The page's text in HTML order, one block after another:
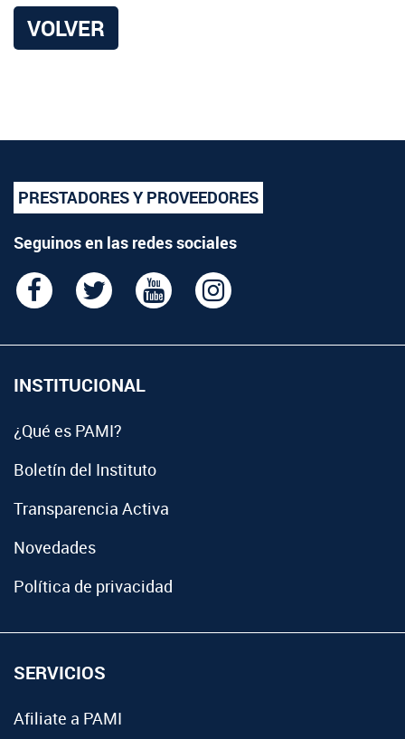
VOLVER
PRESTADORES Y PROVEEDORES
Seguinos en las redes sociales
INSTITUCIONAL
¿Qué es PAMI?
Boletín del Instituto
Transparencia Activa
Novedades
Política de privacidad
SERVICIOS
Afiliate a PAMI